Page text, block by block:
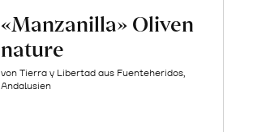
«Manzanilla» Oliven
nature
von Tierra y Libertad aus Fuenteheridos,
Andalusien